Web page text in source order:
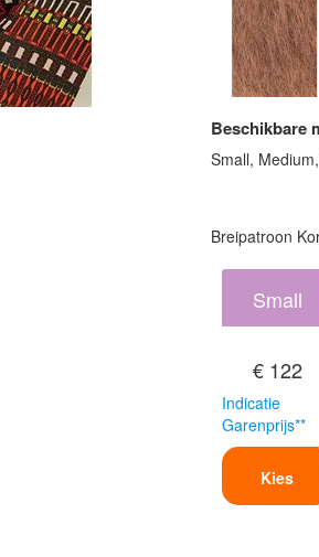
Beschikbare
Small,
Breipatroon
Small
€ 122
Indicatie
Garenprijs**
Kies